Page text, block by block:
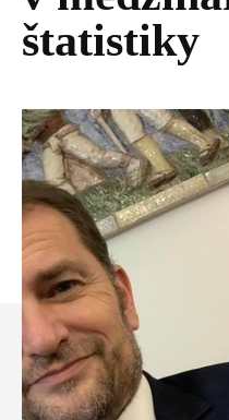
štatistiky